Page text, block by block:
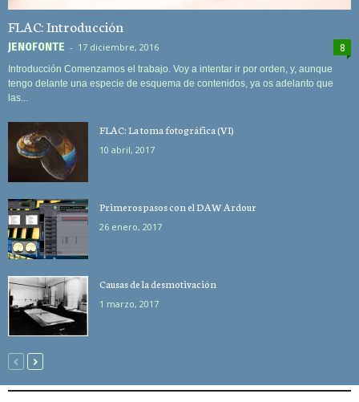
FLAC: Introducción
JEN0F0NTE - 17 diciembre, 2016 8
Introducción Comenzamos el trabajo. Voy a intentar ir por orden, y, aunque
tengo delante una especie de esquema de contenidos, ya os adelanto que
las...
FLAC: La toma fotográfica (VI)
10 abril, 2017
Primeros pasos con el DAW Ardour
26 enero, 2017
Causas de la desmotivación
1 marzo, 2017